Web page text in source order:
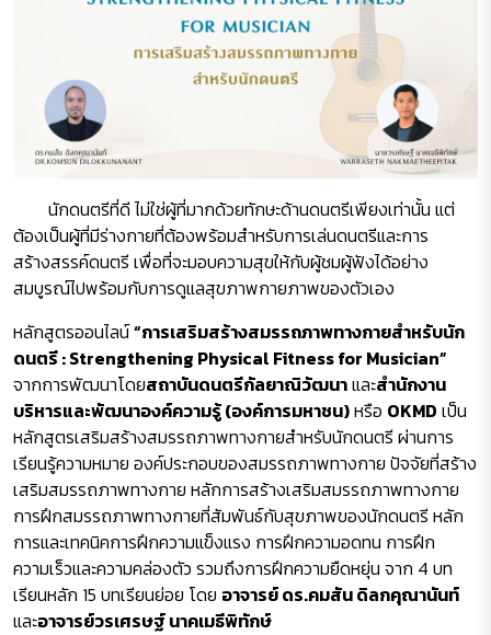
นักดนตรีที่ดี ไม่ใช่ผู้ที่มากด้วยทักษะด้านดนตรีเพียงเท่านั้น แต่
ต้องเป็นผู้ที่มีร่างกายที่ต้องพร้อมสำหรับการเล่นดนตรีและการ
สร้างสรรค์ดนตรี เพื่อที่จะมอบความสุขให้กับผู้ชมผู้ฟังได้อย่าง
สมบูรณ์ไปพร้อมกับการดูแลสุขภาพกายภาพของตัวเอง
หลักสูตรออนไลน์“การเสริมสร้างสมรรถภาพทางกายสำหรับนัก
ดนตรี : Strengthening Physical Fitness for Musician”
จากการพัฒนาโดยสถาบันดนตรีกัลยาณิวัฒนาและสำนักงาน
บริหารและพัฒนาองค์ความรู้ (องค์การมหาชน)หรือ OKMD เป็น
หลักสูตรเสริมสร้างสมรรถภาพทางกายสำหรับนักดนตรี ผ่านการ
เรียนรู้ความหมาย องค์ประกอบของสมรรถภาพทางกาย ปัจจัยที่สร้าง
เสริมสมรรถภาพทางกาย หลักการสร้างเสริมสมรรถภาพทางกาย
การฝึกสมรรถภาพทางกายที่สัมพันธ์กับสุขภาพของนักดนตรี หลัก
การและเทคนิคการฝึกความแข็งแรง การฝึกความอดทน การฝึก
ความเร็วและความคล่องตัว รวมถึงการฝึกความยืดหยุ่น จาก 4 บท
เรียนหลัก 15 บทเรียนย่อย โดย อาจารย์ ดร.คมสัน ดิลกคุณานันท์
และอาจารย์วรเศรษฐ์ นาคเมธีพิทักษ์